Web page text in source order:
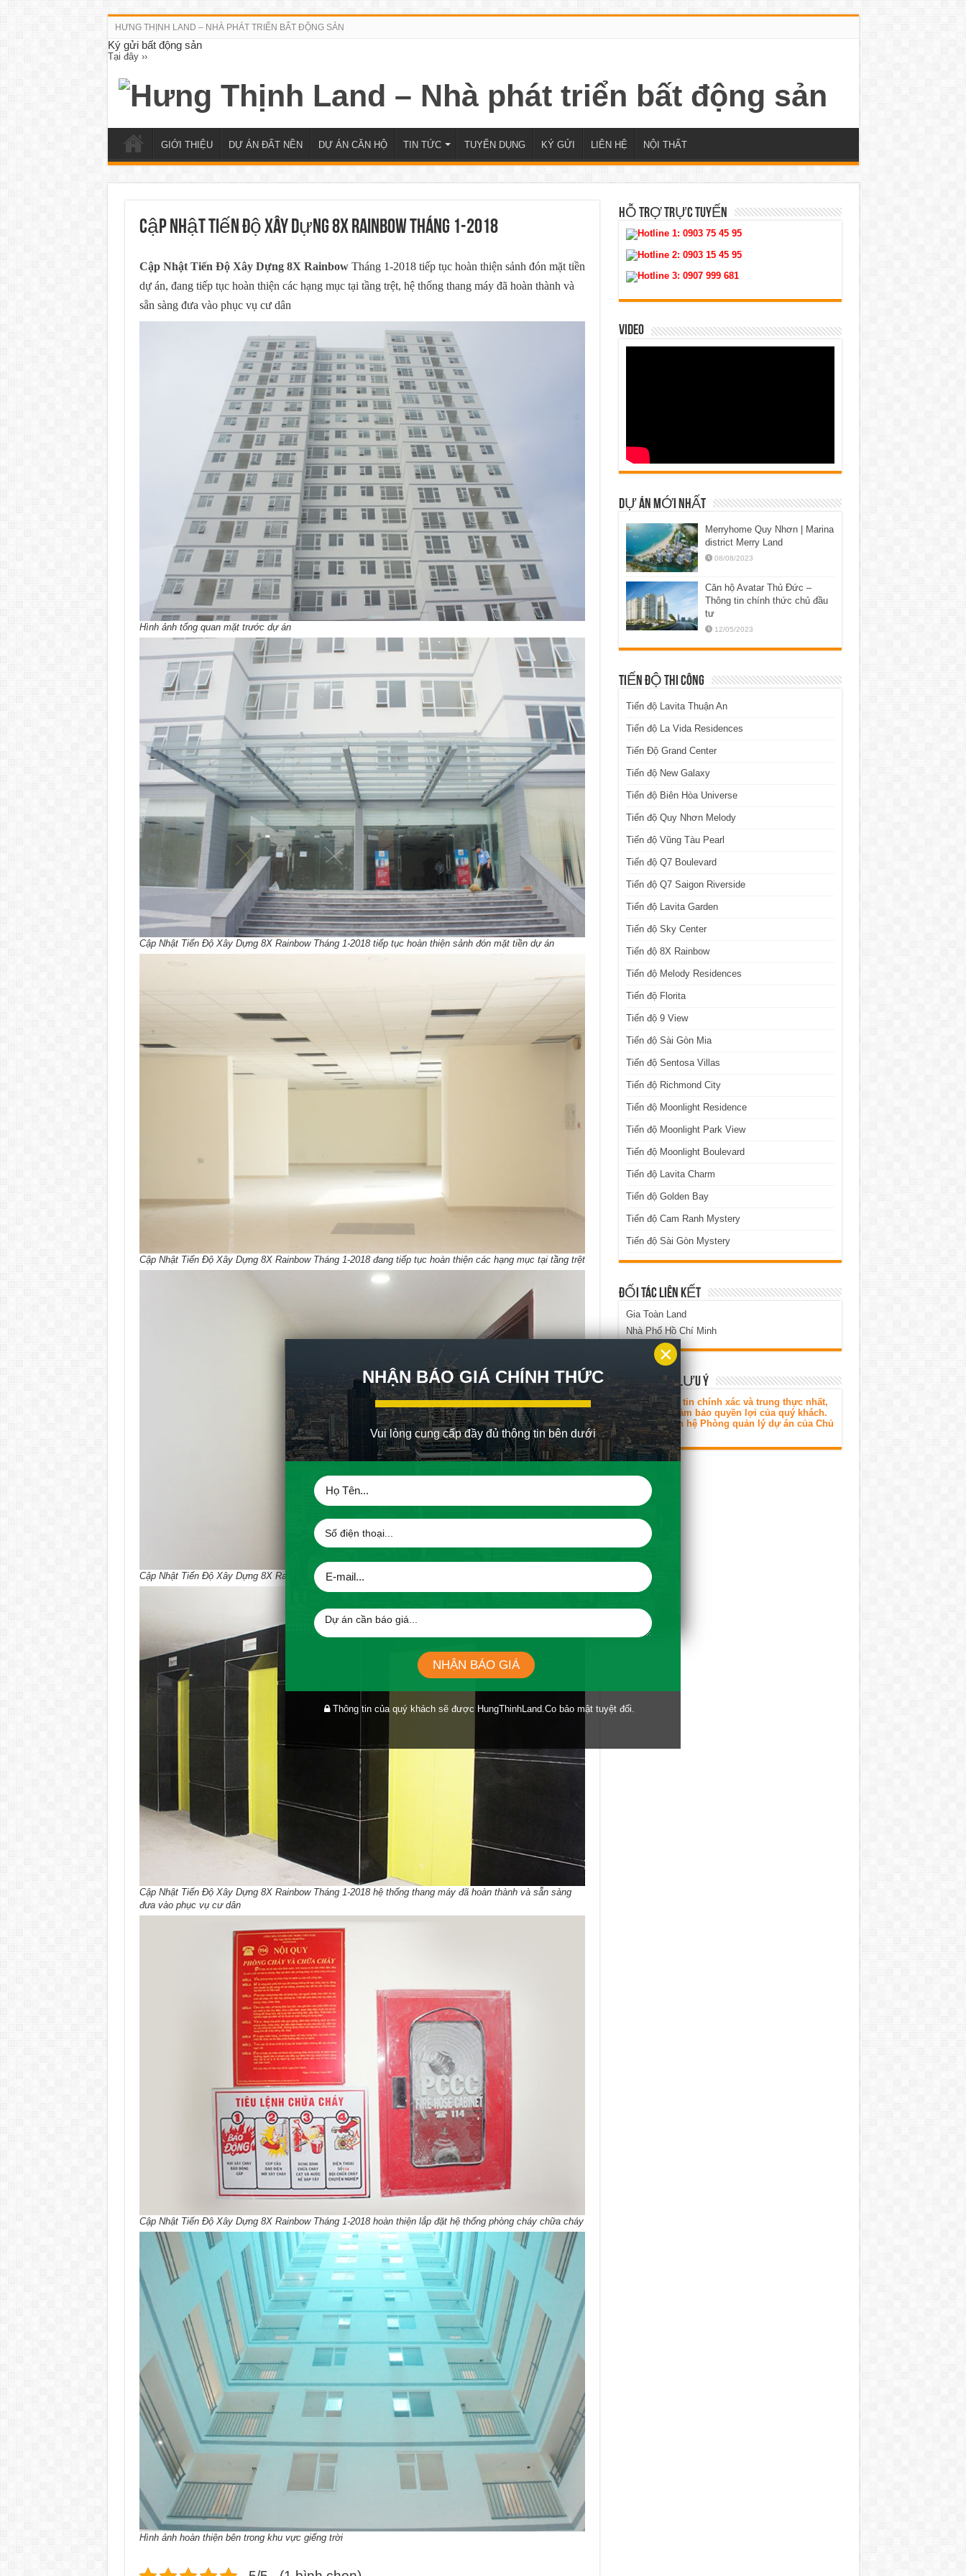
HƯNG THỊNH LAND – NHÀ PHÁT TRIỂN BẤT ĐỘNG SẢN
Ký gửi bất động sản
Tại đây ››
GIỚI THIỆU DỰ ÁN ĐẤT NỀN DỰ ÁN CĂN HỘ TIN TỨC TUYỂN DỤNG KÝ GỬI LIÊN HỆ NỘI THẤT
Cập Nhật Tiến Độ Xây Dựng 8X Rainbow Tháng 1-2018
Cập Nhật Tiến Độ Xây Dựng 8X RainbowTháng 1-2018 tiếp tục hoàn thiện sảnh đón mặt tiền
dự án, đang tiếp tục hoàn thiện các hạng mục tại tầng trệt, hệ thống thang máy đã hoàn thành và
sẵn sàng đưa vào phục vụ cư dân
Hình ảnh tổng quan mặt trước dự án
Cập Nhật Tiến Độ Xây Dựng 8X Rainbow Tháng 1-2018 tiếp tục hoàn thiện sảnh đón mặt tiền dự án
Cập Nhật Tiến Độ Xây Dựng 8X Rainbow Tháng 1-2018 đang tiếp tục hoàn thiện các hạng mục tại tầng trệt
Cập Nhật Tiến Độ Xây Dựng 8X Rainbow Tháng 1-2018 hình ảnh dọc hành lang các căn hộ
Cập Nhật Tiến Độ Xây Dựng 8X Rainbow Tháng 1-2018 hệ thống thang máy đã hoàn thành và sẵn sàng
đưa vào phục vụ cư dân
Cập Nhật Tiến Độ Xây Dựng 8X Rainbow Tháng 1-2018 hoàn thiện lắp đặt hệ thống phòng cháy chữa cháy
Hình ảnh hoàn thiện bên trong khu vực giếng trời
HỖ TRỢ TRỰC TUYẾN
Hotline 1: 0903 75 45 95
Hotline 2: 0903 15 45 95
Hotline 3: 0907 999 681
VIDEO
DỰ ÁN MỚI NHẤT
Merryhome Quy Nhơn | Marina
district Merry Land
08/08/2023
Căn hộ Avatar Thủ Đức –
Thông tin chính thức chủ đầu
tư
12/05/2023
TIẾN ĐỘ THI CÔNG
Tiến độ Lavita Thuận An
Tiến độ La Vida Residences
Tiến Độ Grand Center
Tiến độ New Galaxy
Tiến độ Biên Hòa Universe
Tiến độ Quy Nhơn Melody
Tiến độ Vũng Tàu Pearl
Tiến độ Q7 Boulevard
Tiến độ Q7 Saigon Riverside
Tiến độ Lavita Garden
Tiến độ Sky Center
Tiến độ 8X Rainbow
Tiến độ Melody Residences
Tiến độ Florita
Tiến độ 9 View
Tiến độ Sài Gòn Mia
Tiến độ Sentosa Villas
Tiến độ Richmond City
Tiến độ Moonlight Residence
Tiến độ Moonlight Park View
Tiến độ Moonlight Boulevard
Tiến độ Lavita Charm
Tiến độ Golden Bay
Tiến độ Cam Ranh Mystery
Tiến độ Sài Gòn Mystery
ĐỐI TÁC LIÊN KẾT
Gia Toàn Land
Nhà Phố Hồ Chí Minh
KHÁCH HÀNG LƯU Ý
Để có thông tin chính xác và trung thực nhất,
đồng thời đảm bảo quyền lợi của quý khách.
Vui lòng liên hệ Phòng quản lý dự án của Chủ
đầu tư.
NHẬN BÁO GIÁ CHÍNH THỨC
Vui lòng cung cấp đầy đủ thông tin bên dưới
Thông tin của quý khách sẽ được HungThinhLand.Co bảo mật tuyệt đối.
NHẬN BÁO GIÁ
×